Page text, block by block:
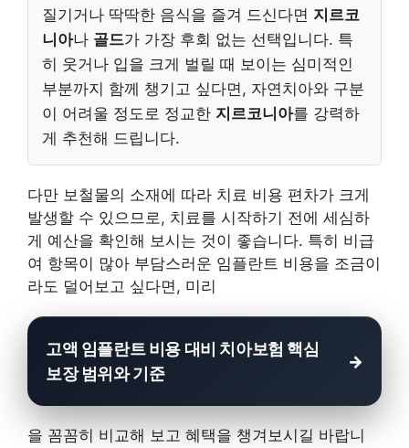
질기거나 딱딱한 음식을 즐겨 드신다면 지르코
니아나 골드가 가장 후회 없는 선택입니다. 특
히 웃거나 입을 크게 벌릴 때 보이는 심미적인
부분까지 함께 챙기고 싶다면, 자연치아와 구분
이 어려울 정도로 정교한 지르코니아를 강력하
게 추천해 드립니다.
다만 보철물의 소재에 따라 치료 비용 편차가 크게
발생할 수 있으므로, 치료를 시작하기 전에 세심하
게 예산을 확인해 보시는 것이 좋습니다. 특히 비급
여 항목이 많아 부담스러운 임플란트 비용을 조금이
라도 덜어보고 싶다면, 미리
고액 임플란트 비용 대비 치아보험 핵심
보장 범위와 기준
을 꼼꼼히 비교해 보고 혜택을 챙겨보시길 바랍니